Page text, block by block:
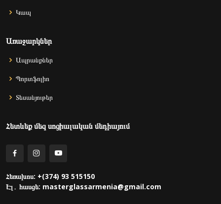
Կապ
Առաջարկներ
Ապրանքներ
Պորտֆոլիո
Տեսանյութեր
Հետևեք մեզ սոցիալական մեդիայում
Հեռախոս: +(374) 93 515150
Էլ․ հասցե: masterglassarmenia@gmail.com